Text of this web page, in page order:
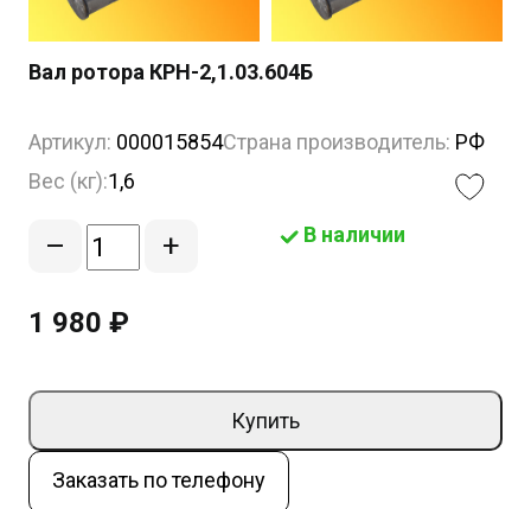
Вал ротора КРН-2,1.03.604Б
Артикул: 000015854Страна производитель: РФ
Вес (кг):1,6
– + В наличии
1 980 ₽
Купить
Заказать по телефону